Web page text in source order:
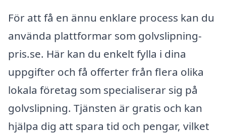
För att få en ännu enklare process kan du
använda plattformar som golvslipning-
pris.se. Här kan du enkelt fylla i dina
uppgifter och få offerter från flera olika
lokala företag som specialiserar sig på
golvslipning. Tjänsten är gratis och kan
hjälpa dig att spara tid och pengar, vilket